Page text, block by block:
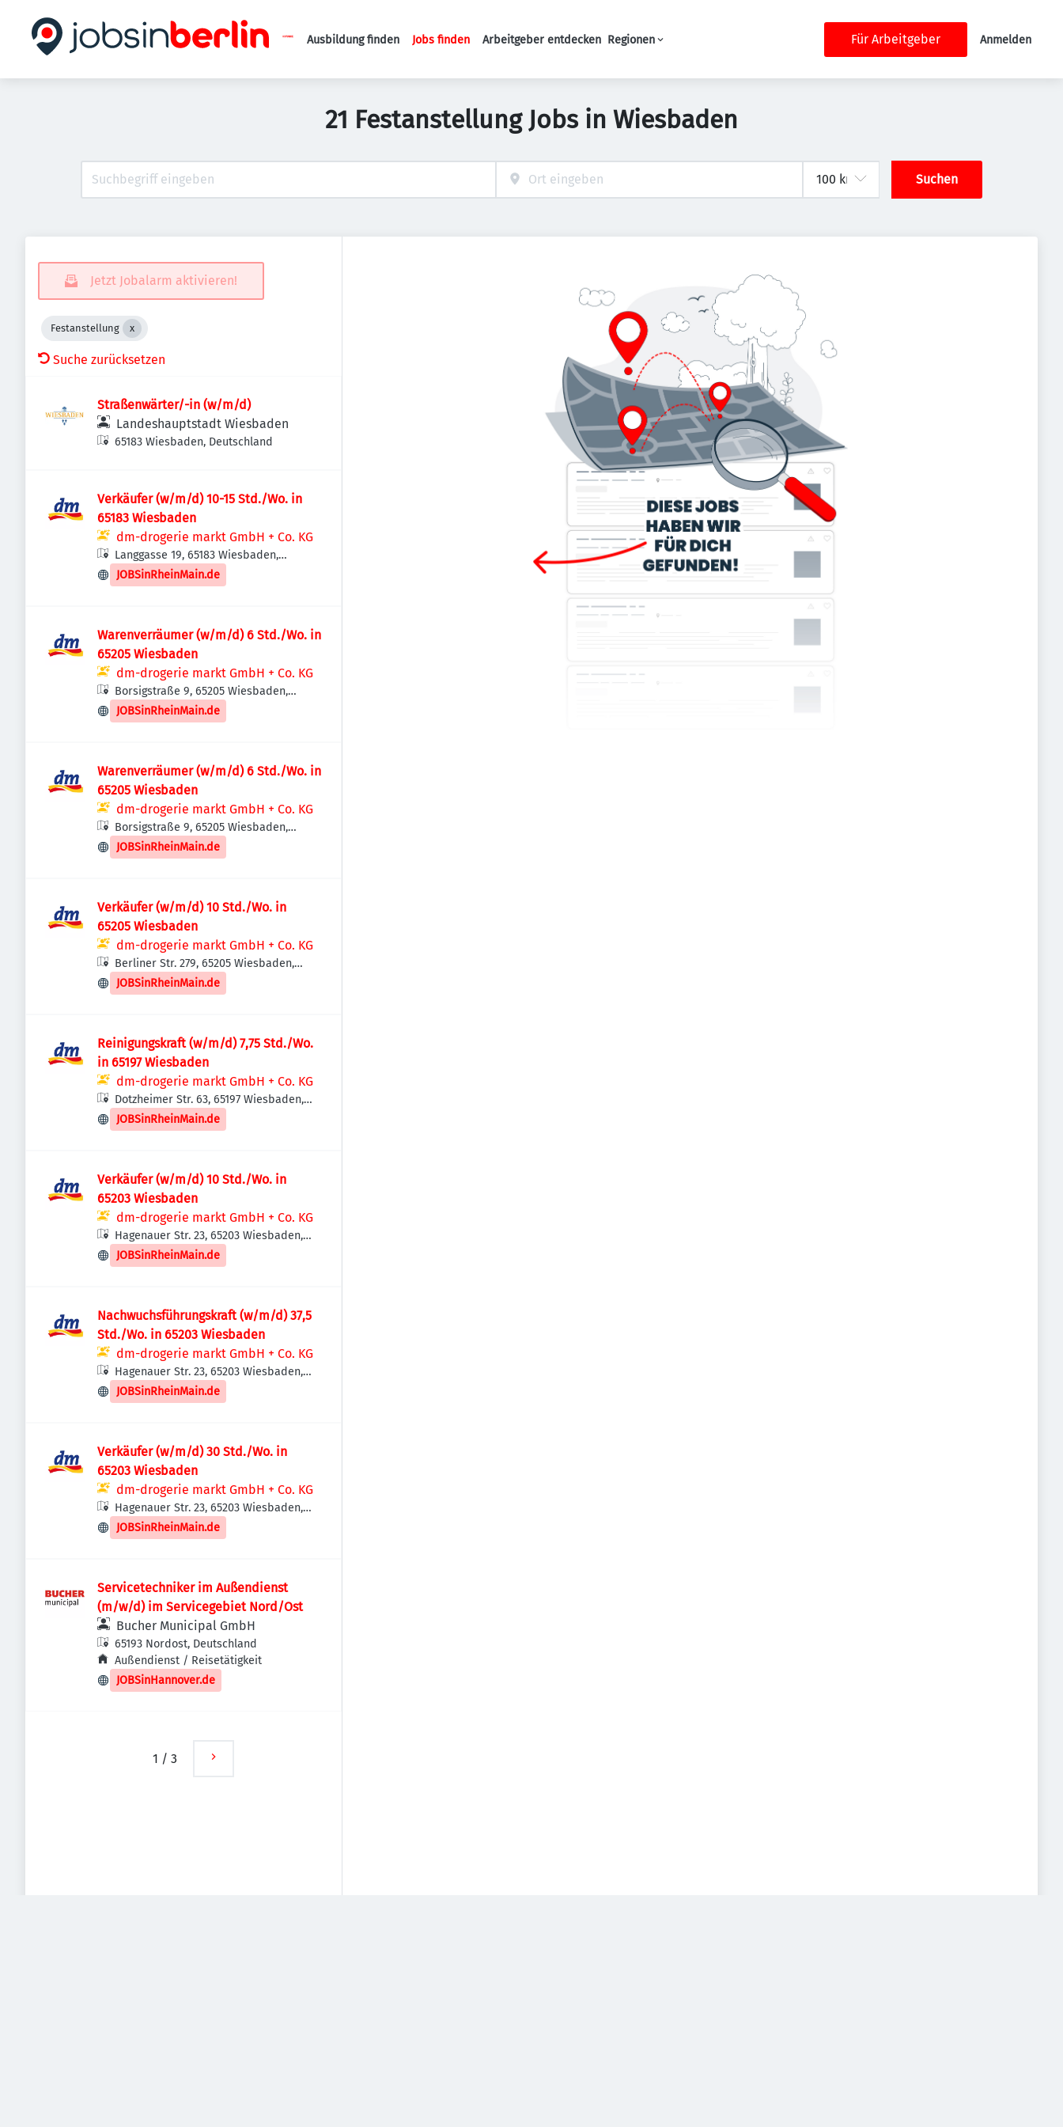
Haupt-Navigation
Ausbildung finden Jobs finden Arbeitgeber entdecken Regionen Für Arbeitgeber Anmelden
21 Festanstellung Jobs in Wiesbaden
Suchen
Jetzt Jobalarm aktivieren!
Festanstellung
Suche zurücksetzen
Straßenwärter/-in (w/m/d)
Landeshauptstadt Wiesbaden
65183 Wiesbaden, Deutschland
Verkäufer (w/m/d) 10-15 Std./Wo. in
65183 Wiesbaden
dm-drogerie markt GmbH + Co. KG
Langgasse 19, 65183 Wiesbaden,
Deutschland
JOBSinRheinMain.de
Warenverräumer (w/m/d) 6 Std./Wo. in
65205 Wiesbaden
dm-drogerie markt GmbH + Co. KG
Borsigstraße 9, 65205 Wiesbaden,
Deutschland
JOBSinRheinMain.de
Warenverräumer (w/m/d) 6 Std./Wo. in
65205 Wiesbaden
dm-drogerie markt GmbH + Co. KG
Borsigstraße 9, 65205 Wiesbaden,
Deutschland
JOBSinRheinMain.de
Verkäufer (w/m/d) 10 Std./Wo. in
65205 Wiesbaden
dm-drogerie markt GmbH + Co. KG
Berliner Str. 279, 65205 Wiesbaden,
Deutschland
JOBSinRheinMain.de
Reinigungskraft (w/m/d) 7,75 Std./Wo.
in 65197 Wiesbaden
dm-drogerie markt GmbH + Co. KG
Dotzheimer Str. 63, 65197 Wiesbaden,
Deutschland
JOBSinRheinMain.de
Verkäufer (w/m/d) 10 Std./Wo. in
65203 Wiesbaden
dm-drogerie markt GmbH + Co. KG
Hagenauer Str. 23, 65203 Wiesbaden,
Deutschland
JOBSinRheinMain.de
Nachwuchsführungskraft (w/m/d) 37,5
Std./Wo. in 65203 Wiesbaden
dm-drogerie markt GmbH + Co. KG
Hagenauer Str. 23, 65203 Wiesbaden,
Deutschland
JOBSinRheinMain.de
Verkäufer (w/m/d) 30 Std./Wo. in
65203 Wiesbaden
dm-drogerie markt GmbH + Co. KG
Hagenauer Str. 23, 65203 Wiesbaden,
Deutschland
JOBSinRheinMain.de
Servicetechniker im Außendienst
(m/w/d) im Servicegebiet Nord/Ost
Bucher Municipal GmbH
65193 Nordost, Deutschland
Außendienst / Reisetätigkeit
JOBSinHannover.de
1 / 3